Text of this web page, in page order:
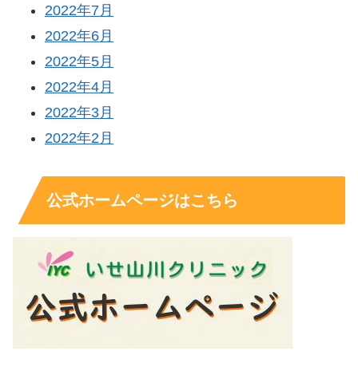
2022年7月
2022年6月
2022年5月
2022年4月
2022年3月
2022年2月
公式ホームページはこちら